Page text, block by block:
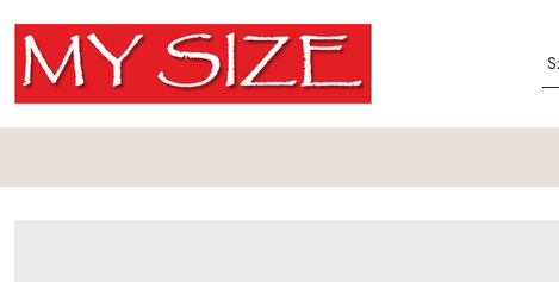
Przejdź do treści głównej
Przejdź do wyszukiwarki
Przejdź do moje konto
Przejdź do menu głównego
Przejdź do opisu produktu
Przejdź do stopki